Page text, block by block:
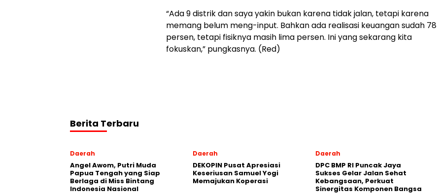
“Ada 9 distrik dan saya yakin bukan karena tidak jalan, tetapi karena
memang belum meng-input. Bahkan ada realisasi keuangan sudah 78
persen, tetapi fisiknya masih lima persen. Ini yang sekarang kita
fokuskan,” pungkasnya. (Red)
Berita Terbaru
Daerah
Angel Awom, Putri Muda
Papua Tengah yang Siap
Berlaga di Miss Bintang
Indonesia Nasional
Daerah
DEKOPIN Pusat Apresiasi
Keseriusan Samuel Yogi
Memajukan Koperasi
Daerah
DPC BMP RI Puncak Jaya
Sukses Gelar Jalan Sehat
Kebangsaan, Perkuat
Sinergitas Komponen Bangsa